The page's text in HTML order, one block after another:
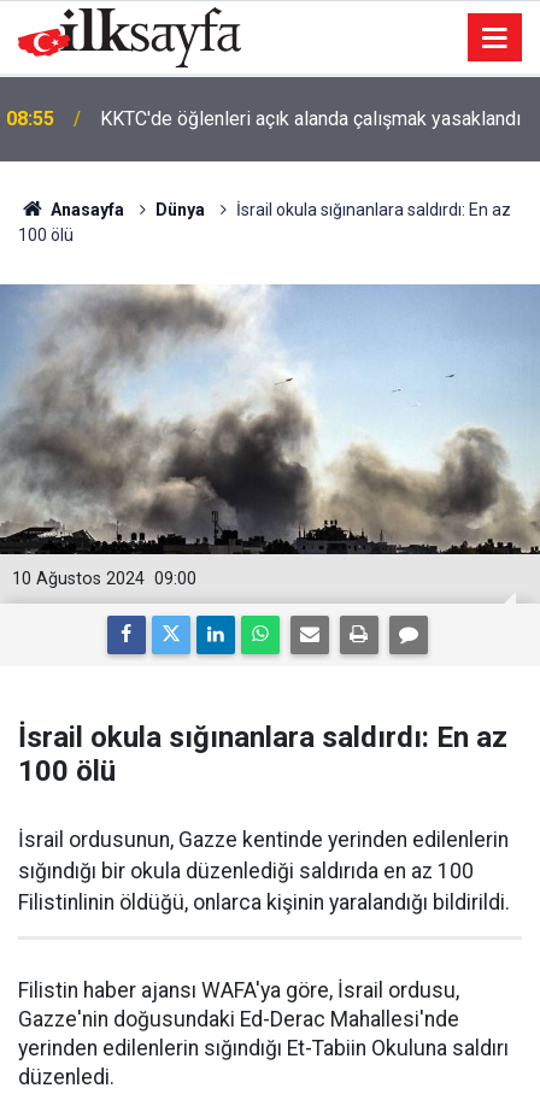
08:55 KKTC'de öğlenleri açık alanda çalışmak yasaklandı
Anasayfa Dünya
İsrail okula sığınanlara saldırdı: En az
100 ölü
09:00
10 Ağustos 2024
İsrail okula sığınanlara saldırdı: En az
100 ölü
İsrail ordusunun, Gazze kentinde yerinden edilenlerin
sığındığı bir okula düzenlediği saldırıda en az 100
Filistinlinin öldüğü, onlarca kişinin yaralandığı bildirildi.
Filistin haber ajansı WAFA'ya göre, İsrail ordusu,
Gazze'nin doğusundaki Ed-Derac Mahallesi'nde
yerinden edilenlerin sığındığı Et-Tabiin Okuluna saldırı
düzenledi.